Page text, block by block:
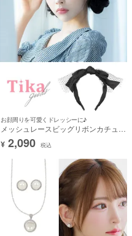
お顔周りを可愛くドレッシーに♪
メッシュレースビッグリボンカチュー
シャヘアアクセサリー
¥ 2,090 税込